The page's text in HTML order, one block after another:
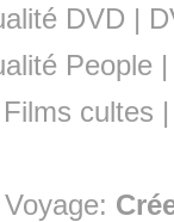
DVD |
People
Films cultes